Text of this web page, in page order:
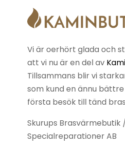
Vi är oerhört glada och
att vi nu är en del av
Tillsammans blir vi
som kund en ännu
första besök till tänd
Skurups Brasvärmebutik
Specialreparationer AB